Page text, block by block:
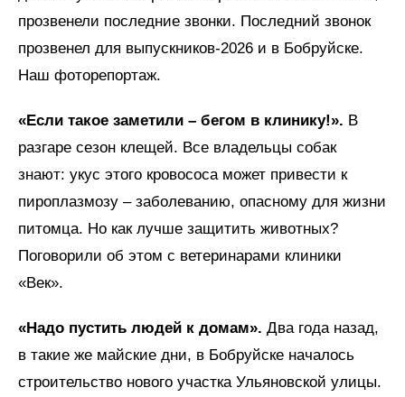
прозвенели последние звонки. Последний звонок
прозвенел для выпускников-2026 и в Бобруйске.
Наш фоторепортаж.
«Если такое заметили – бегом в клинику!». В
разгаре сезон клещей. Все владельцы собак
знают: укус этого кровососа может привести к
пироплазмозу – заболеванию, опасному для жизни
питомца. Но как лучше защитить животных?
Поговорили об этом с ветеринарами клиники
«Век».
«Надо пустить людей к домам». Два года назад,
в такие же майские дни, в Бобруйске началось
строительство нового участка Ульяновской улицы.